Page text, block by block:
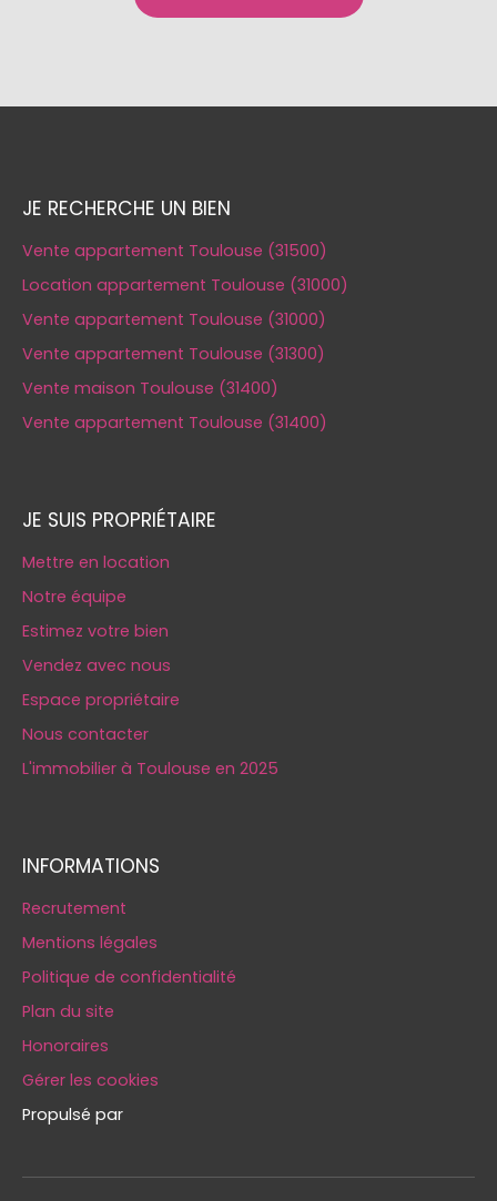
JE RECHERCHE UN BIEN
Vente appartement Toulouse (31500)
Location appartement Toulouse (31000)
Vente appartement Toulouse (31000)
Vente appartement Toulouse (31300)
Vente maison Toulouse (31400)
Vente appartement Toulouse (31400)
JE SUIS PROPRIÉTAIRE
Mettre en location
Notre équipe
Estimez votre bien
Vendez avec nous
Espace propriétaire
Nous contacter
L'immobilier à Toulouse en 2025
INFORMATIONS
Recrutement
Mentions légales
Politique de confidentialité
Plan du site
Honoraires
Gérer les cookies
Propulsé par